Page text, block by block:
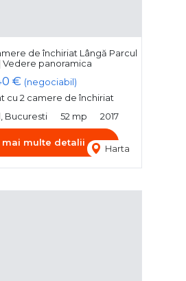
Harta
de închiriat Lângă Parcul
Vedere panoramica
€ (negociabil)
cu 2 camere de închiriat
Bucuresti
52 mp 2017
mai multe detalii